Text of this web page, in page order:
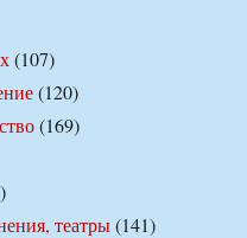
(107)
(120)
(169)
театры(141)